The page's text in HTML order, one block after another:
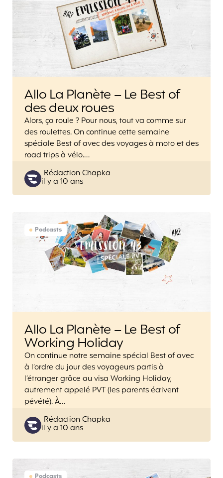
Allo La Planète – Le Best of
des deux roues
Alors, ça roule ? Pour nous, tout va comme sur
des roulettes. On continue cette semaine
spéciale Best of avec des voyages à moto et des
road trips à vélo.…
Posted
by
Rédaction Chapka
il y a 10 ans
Podcasts
Allo La Planète – Le Best of
Working Holiday
On continue notre semaine spécial Best of avec
à l’ordre du jour des voyageurs partis à
l’étranger grâce au visa Working Holiday,
autrement appelé PVT (les parents écrivent
pévété). À…
Posted
by
Rédaction Chapka
il y a 10 ans